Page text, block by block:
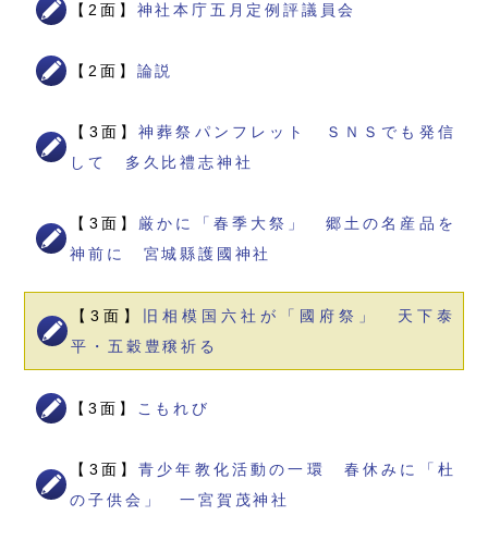
【2面】 神社本庁五月定例評議員会
【2面】 論説
【3面】神葬祭パンフレット ＳＮＳでも発信
して 多久比禮志神社
【3面】 厳かに「春季大祭」 郷土の名産品を
神前に 宮城縣護國神社
【3面】
旧相模国六社が「國府祭」 天下泰
平・五穀豊穣祈る
【3面】 こもれび
【3面】青少年教化活動の一環 春休みに「杜
の子供会」 一宮賀茂神社